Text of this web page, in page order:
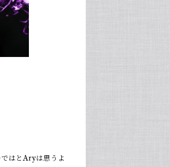
はとAryは思うよ